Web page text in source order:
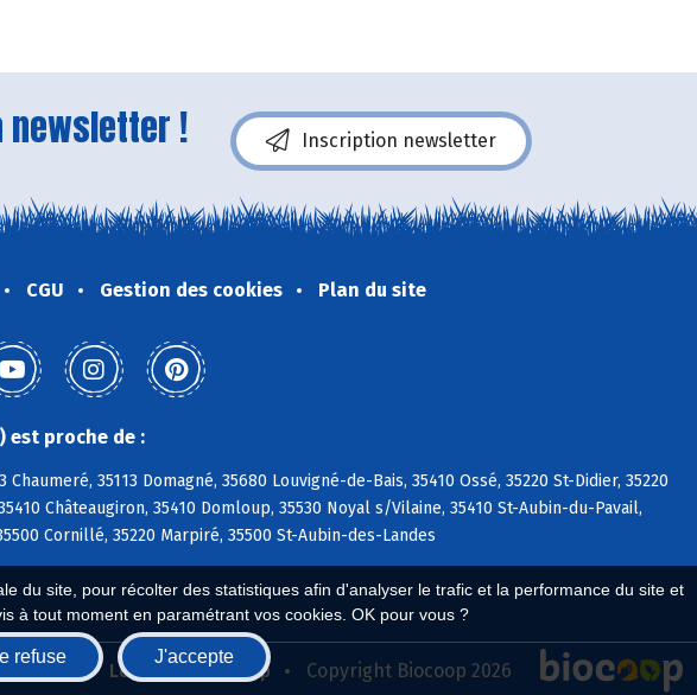
du site, pour récolter des statistiques afin d'analyser le trafic et la performance du site et
à tout moment en paramétrant vos cookies. OK pour vous ?
refuse J'accepte
newsletter ! Inscription newsletter
CGU Gestion des cookies Plan du site
est proche de :
35113 Domagné, 35680 Louvigné-de-Bais, 35410 Ossé, 35220 St-Didier, 35220
Châteaugiron, 35410 Domloup, 35530 Noyal s/Vilaine, 35410 St-Aubin-du-Pavail,
Cornillé, 35220 Marpiré, 35500 St-Aubin-des-Landes
Le réseau Biocoop Copyright Biocoop 2026